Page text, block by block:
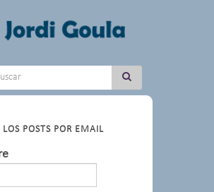
for:
LOS POSTS POR EMAIL